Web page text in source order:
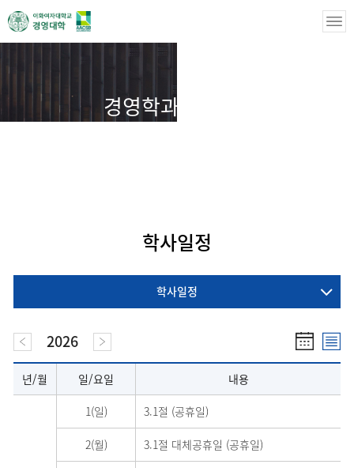
경영학과(대학원)
학사일정
학사일정
2026
년/월 일/요일 내용
1(일) 3.1절 (공휴일)
2(월) 3.1절 대체공휴일 (공휴일)